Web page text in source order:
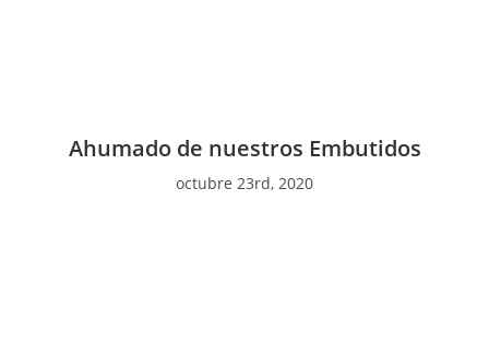
Ahumado de nuestros Embutidos
octubre 23rd, 2020